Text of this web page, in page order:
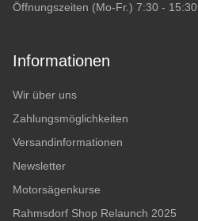
Öffnungszeiten (Mo-Fr.) 7:30 - 15:30
Informationen
Wir über uns
Zahlungsmöglichkeiten
Versandinformationen
Newsletter
Motorsägenkurse
Rahmsdorf Shop Relaunch 2025